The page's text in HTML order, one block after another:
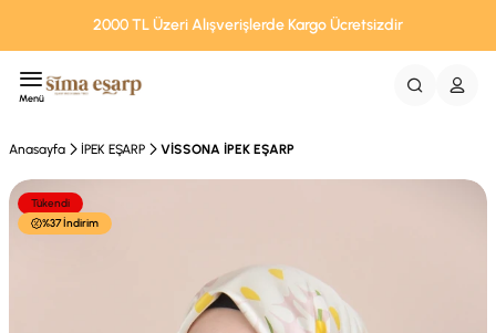
2000 TL Üzeri Alışverişlerde Kargo Ücretsizdir
Menü
Anasayfa İPEK EŞARP VİSSONA İPEK EŞARP
Tükendi
%37 İndirim